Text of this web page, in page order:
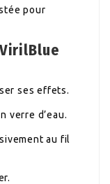
pour
ses effets.
verre d’eau.
au fil